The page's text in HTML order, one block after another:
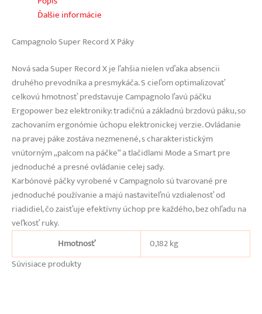
Ďalšie informácie
Campagnolo Super Record X Páky
Nová sada Super Record X je ľahšia nielen vďaka absencii
druhého prevodníka a presmykáča. S cieľom optimalizovať
celkovú hmotnosť predstavuje Campagnolo ľavú páčku
Ergopower bez elektroniky: tradičnú a základnú brzdovú páku, so
zachovaním ergonómie úchopu elektronickej verzie. Ovládanie
na pravej páke zostáva nezmenené, s charakteristickým
vnútorným „palcom na páčke“ a tlačidlami Mode a Smart pre
jednoduché a presné ovládanie celej sady.
Karbónové páčky vyrobené v Campagnolo sú tvarované pre
jednoduché používanie a majú nastaviteľnú vzdialenosť od
riadidiel, čo zaisťuje efektívny úchop pre každého, bez ohľadu na
veľkosť ruky.
Hmotnosť
0,182 kg
Súvisiace produkty